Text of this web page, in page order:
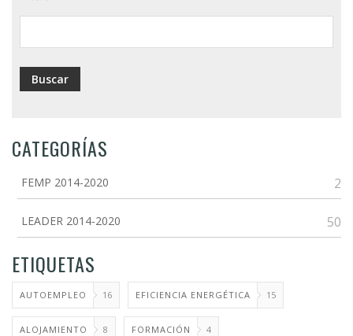
ayuda
a
la
CATEGORÍAS
FEMP 2014-2020 2
LEADER 2014-2020 50
ETIQUETAS
AUTOEMPLEO 16 EFICIENCIA ENERGÉTICA 15
ALOJAMIENTO 8 FORMACIÓN 4